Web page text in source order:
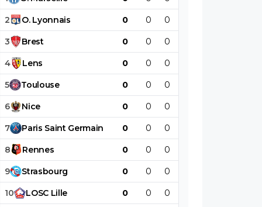
2 O. Lyonnais 0 0 0
3 Brest 0 0 0
4 Lens 0 0 0
5 Toulouse 0 0 0
6 Nice 0 0 0
7 Paris Saint Germain 0 0 0
8 Rennes 0 0 0
9 Strasbourg 0 0 0
10 LOSC Lille 0 0 0